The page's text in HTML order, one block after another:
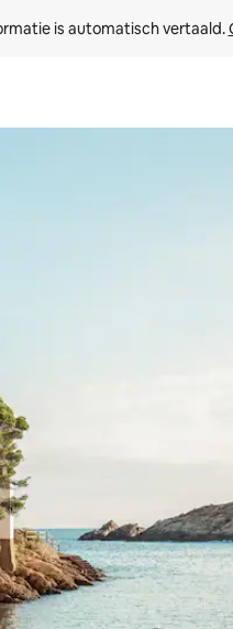
is automatisch vertaald.
de pijltjestoetsen omhoog en